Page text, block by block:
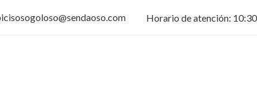
Horario de atención: